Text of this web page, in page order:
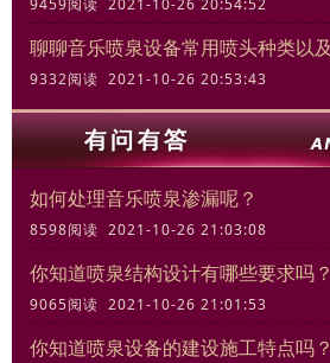
9459阅读 2021-10-26 20:54:52
9332阅读 2021-10-26 20:53:43
如何处理音乐喷泉渗漏呢？
8598阅读 2021-10-26 21:03:08
你知道喷泉结构设计有哪些要求吗？
9065阅读 2021-10-26 21:01:53
你知道喷泉设备的建设施工特点吗？